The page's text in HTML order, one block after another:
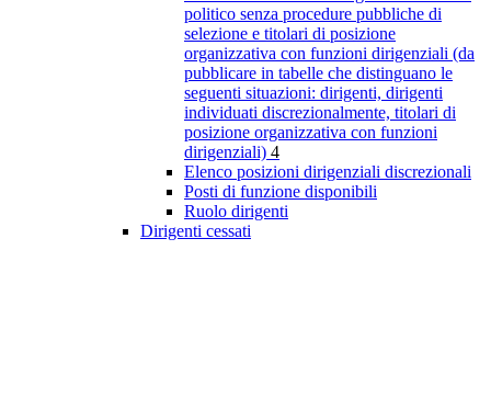
politico senza procedure pubbliche di
selezione e titolari di posizione
organizzativa con funzioni dirigenziali (da
pubblicare in tabelle che distinguano le
seguenti situazioni: dirigenti, dirigenti
individuati discrezionalmente, titolari di
posizione organizzativa con funzioni
dirigenziali) 4
Elenco posizioni dirigenziali discrezionali
Posti di funzione disponibili
Ruolo dirigenti
Dirigenti cessati